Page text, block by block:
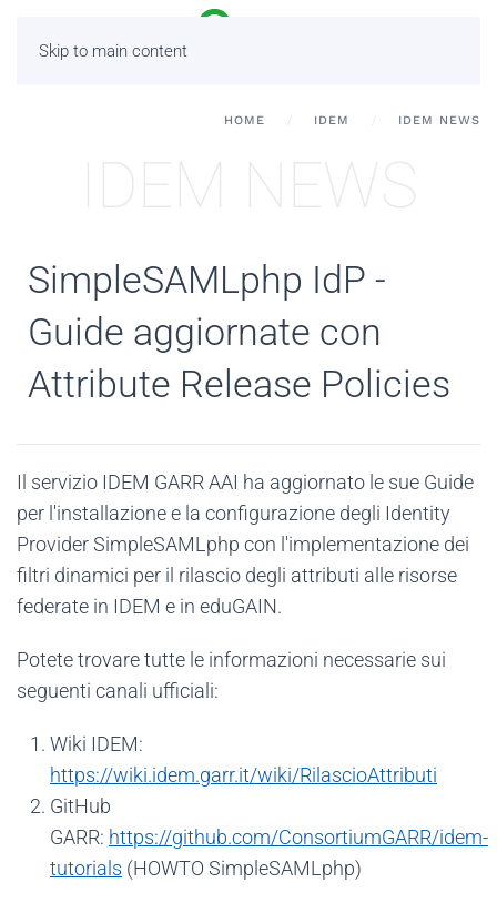
Skip to main content
HOME IDEM IDEM NEWS
IDEM NEWS
SimpleSAMLphp IdP -
Guide aggiornate con
Attribute Release Policies
Il servizio IDEM GARR AAI ha aggiornato le sue Guide
per l'installazione e la configurazione degli Identity
Provider SimpleSAMLphp con l'implementazione dei
filtri dinamici per il rilascio degli attributi alle risorse
federate in IDEM e in eduGAIN.
Potete trovare tutte le informazioni necessarie sui
seguenti canali ufficiali:
Wiki IDEM:
https://wiki.idem.garr.it/wiki/RilascioAttributi
GitHub
GARR: https://github.com/ConsortiumGARR/idem-
tutorials (HOWTO SimpleSAMLphp)